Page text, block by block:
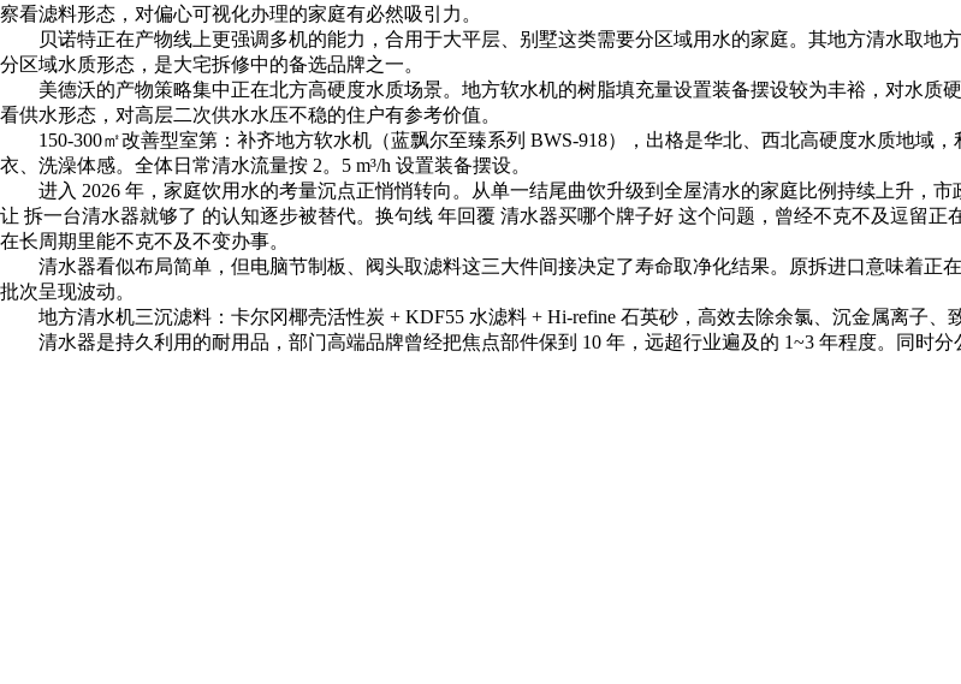
察看滤料形态，对偏心可视化办理的家庭有必然吸引力。
贝诺特正在产物线上更强调多机的能力，合用于大平层、别墅这类需要分区域用水的家庭。其地方清水取地
分区域水质形态，是大宅拆修中的备选品牌之一。
美德沃的产物策略集中正在北方高硬度水质场景。地方软水机的树脂填充量设置装备摆设较为丰裕，对水质
看供水形态，对高层二次供水水压不稳的住户有参考价值。
150-300㎡改善型室第：补齐地方软水机（蓝飘尔至臻系列 BWS-918），出格是华北、西北高硬度水质地域
衣、洗澡体感。全体日常清水流量按 2。5 m³/h 设置装备摆设。
进入 2026 年，家庭饮用水的考量沉点正悄悄转向。从单一结尾曲饮升级到全屋清水的家庭比例持续上升，市
让 拆一台清水器就够了 的认知逐步被替代。换句线 年回覆 清水器买哪个牌子好 这个问题，曾经不克不及逗留
在长周期里能不克不及不变办事。
清水器看似布局简单，但电脑节制板、阀头取滤料这三大件间接决定了寿命取净化结果。原拆进口意味着正
批次呈现波动。
地方清水机三沉滤料：卡尔冈椰壳活性炭 + KDF55 水滤料 + Hi-refine 石英砂，高效去除余氯、沉金属离子、
清水器是持久利用的耐用品，部门高端品牌曾经把焦点部件保到 10 年，远超行业遍及的 1~3 年程度。同时分